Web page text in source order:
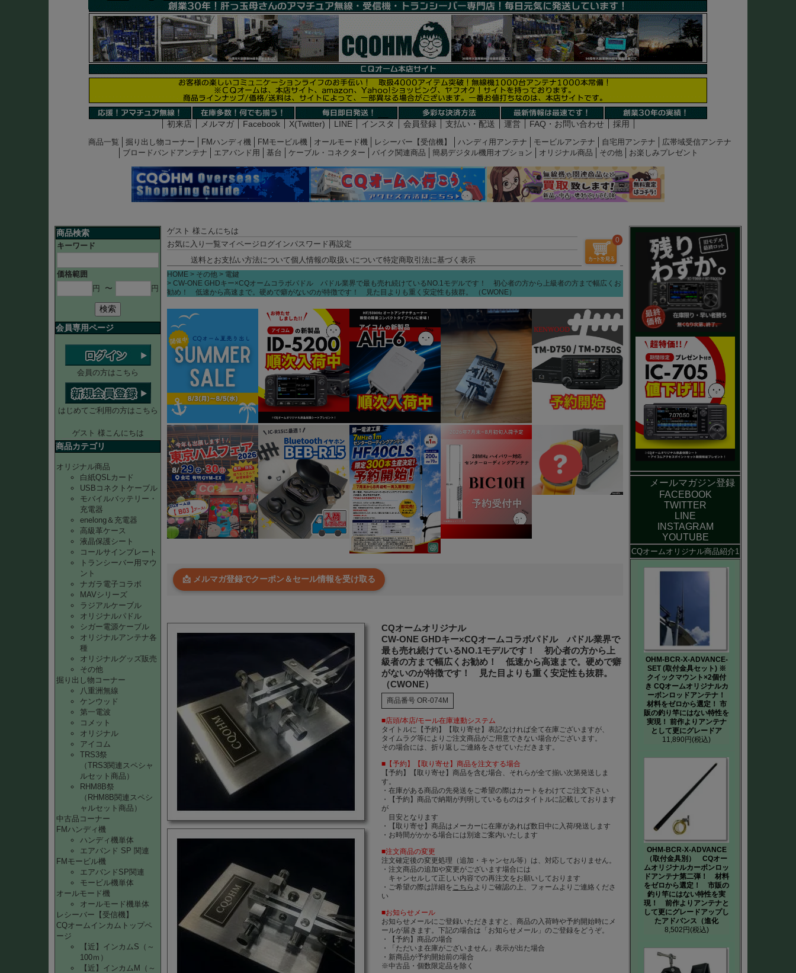
初来店 メルマガ Facebook X(Twitter) LINE インスタ 会員登録 支払い・配送 運営 FAQ・お問い合わせ 採用
商品一覧 掘り出し物コーナー FMハンディ機 FMモービル機 オールモード機 レシーバー【受信機】 ハンディ用アンテナ モービルアンテナ 自宅用アンテナ
広帯域受信アンテナ
ブロードバンドアンテナ
エアバンド用 基台 ケーブル・コネクター バイク関連商品 簡易デジタル機用オプション オリジナル商品 その他 お楽しみプレゼント
商品検索
キーワード
価格範囲
円
〜 円
検索
会員専用ページ
会員の方はこちら
はじめてご利用の方はこちら
ゲスト 様こんにちは
商品カテゴリ
オリジナル商品
白紙QSLカード
USBコネクトケーブル
モバイルバッテリー・
充電器
enelong＆充電器
高級革ケース
液晶保護シート
コールサインプレート
トランシーバー用マウ
ント
ナガラ電子コラボ
MAVシリーズ
ラジアルケーブル
オリジナルパドル
シガー電源ケーブル
オリジナルアンテナ各
種
オリジナルグッズ販売
その他
掘り出し物コーナー
八重洲無線
ケンウッド
第一電波
コメット
オリジナル
アイコム
TRS3祭
（TRS3関連スペシャ
ルセット商品）
RHM8B祭
（RHM8B関連スペシ
ャルセット商品）
中古品コーナー
FMハンディ機
ハンディ機単体
エアバンド SP 関連
FMモービル機
エアバンドSP関連
モービル機単体
オールモード機
オールモード機単体
レシーバー【受信機】
CQオームインカムトップペ
ージ
【近】インカムS（～
100ｍ）
【近】インカムM（～
ゲスト 様こんにちは
0
お気に入り一覧マイページ ログインパスワード再設定
送料とお支払い方法について個人情報の取扱いについて特定商取引法に基づく表示
HOME その他
電鍵
CW-ONE GHDキー×CQオームコラボパドル パドル業界で最も売れ続けているNO.1モデルです！ 初心者の方から上級者の方まで幅広くお
勧め！ 低速から高速まで。硬めで癖がないのが特徴です！ 見た目よりも重く安定性も抜群。 （CWONE）
📩 メルマガ登録でクーポン＆セール情報を受け取る
CQオームオリジナル
CW-ONE GHDキー×CQオームコラボパドル パドル業界で
最も売れ続けているNO.1モデルです！ 初心者の方から上
級者の方まで幅広くお勧め！ 低速から高速まで。硬めで癖
がないのが特徴です！ 見た目よりも重く安定性も抜群。
（CWONE）
商品番号 OR-074M
■店頭/本店/モール在庫連動システム
タイトルに【予約】【取り寄せ】表記なければ全て在庫ございますが、
タイムラグ等によりご注文商品がご用意できない場合がございます。
その場合には、折り返しご連絡をさせていただきます。
■【予約】【取り寄せ】商品を注文する場合
【予約】【取り寄せ】商品を含む場合、それらが全て揃い次第発送しま
す。
・在庫がある商品の先発送をご希望の際はカートをわけてご注文下さい
・【予約】商品で納期が判明しているものはタイトルに記載しております
が
目安となります
・【取り寄せ】商品はメーカーに在庫があれば数日中に入荷/発送します
・お時間がかかる場合には別途ご案内いたします
■注文商品の変更
注文確定後の変更処理（追加・キャンセル等）は、対応しておりません。
・注文商品の追加や変更がございます場合には
キャンセルして正しい内容での再注文をお願いしております
・ご希望の際は詳細を こちら よりご確認の上、フォームよりご連絡くださ
い
■お知らせメール
お知らせメールにご登録いただきますと、商品の入荷時や予約開始時にメ
ールが届きます。下記の場合は「お知らせメール」のご登録をどうぞ。
・【予約】商品の場合
・「ただいま在庫がございません」表示が出た場合
・新商品が予約開始前の場合
※中古品・個数限定品を除く
メールマガジン登録
FACEBOOK
TWITTER
LINE
INSTAGRAM
YOUTUBE
CQオームオリジナル商品紹介1
OHM-BCR-X-ADVANCE-
SET (取付金具セット) ※
クイックマウント×2個付
き CQオームオリジナルカ
ーボンロッドアンテナ！
材料をゼロから選定！ 市
販の釣り竿にはない特性を
実現！ 前作よりアンテナ
として更にグレードア
11,890円(税込)
OHM-BCR-X-ADVANCE
（取付金具別） CQオー
ムオリジナルカーボンロッ
ドアンテナ第二弾！ 材料
をゼロから選定！ 市販の
釣り竿にはない特性を実
現！ 前作よりアンテナと
して更にグレードアップし
たアドバンス（進化
8,502円(税込)